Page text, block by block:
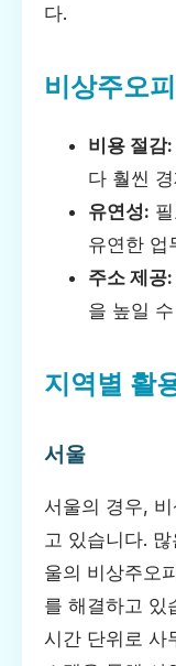
다.
비상주오
비용 절감:
다 훨씬
유연성:
유연한 업
주소 제공:
을 높일
지역별 활
서울
서울의 경우,
고 있습니다.
울의 비상주오
를 해결하고 있
시간 단위로 사